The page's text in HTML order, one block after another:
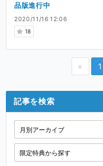
2020/11/16 12:06
18
品版進行中
« 1
記事を検索